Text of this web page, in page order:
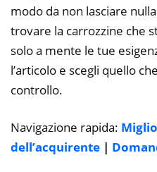
modo da non lasciare
trovare la carrozzine che
solo a mente le tue
l’articolo e scegli quello
controllo.
Navigazione rapida:
dell’acquirente |